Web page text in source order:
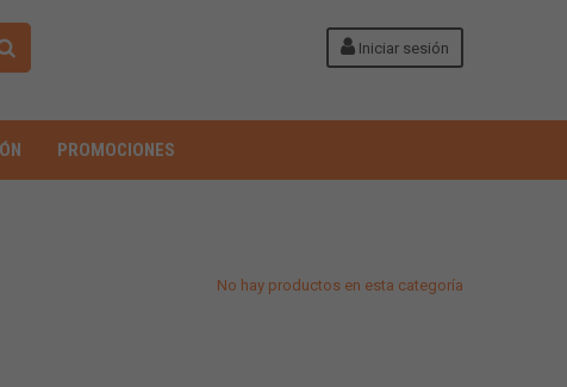
Iniciar sesión
PROMOCIONES
No hay productos en esta categoría